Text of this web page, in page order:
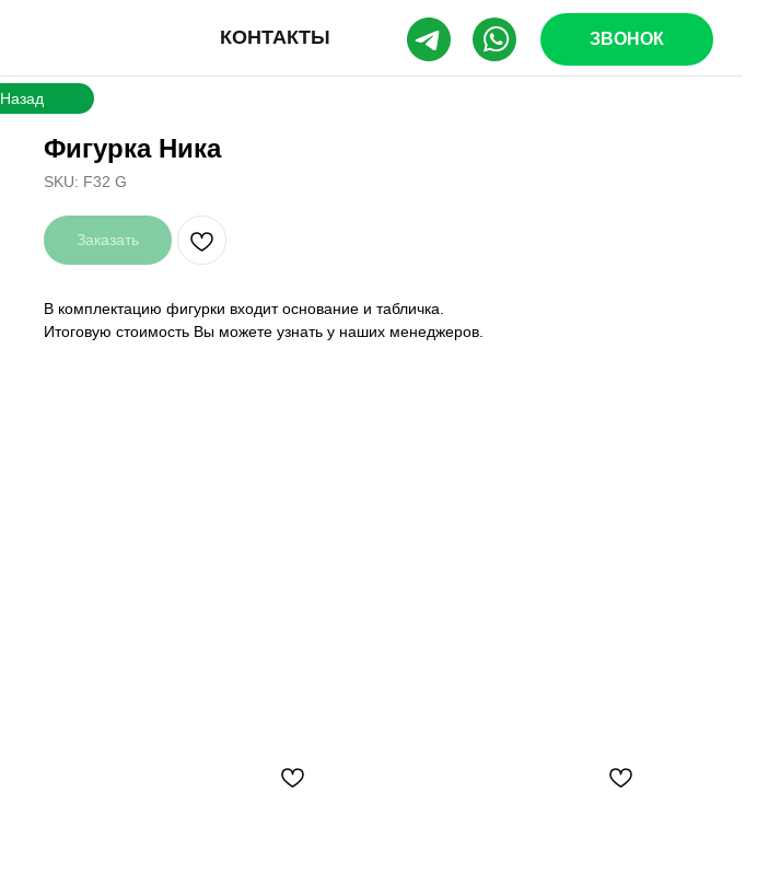
КОНТАКТЫ ЗВОНОК
Назад
Фигурка Ника
SKU: F32 G
Заказать
В комплектацию фигурки входит основание и табличка.
Итоговую стоимость Вы можете узнать у наших менеджеров.